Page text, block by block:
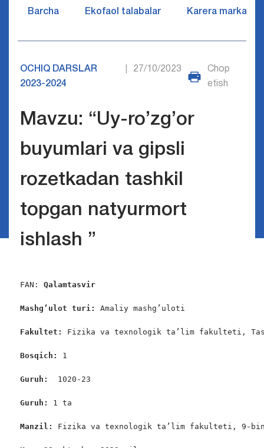
Barcha Ekofaol talabalar Karera markazi
OCHIQ DARSLAR
2023-2024
27/10/2023
Chop
etish
Mavzu: “Uy-ro’zg’or
buyumlari va gipsli
rozetkadan tashkil
topgan natyurmort
ishlash ”
FAN: Qalamtasvir
Mashg‘ulot turi: Amaliy
Fakultet: Fizika va texnologik ta’lim fakulteti,
Bosqich: 1
Guruh: 1020-23
Guruh: 1 ta
Manzil: Fizika va texnologik ta’lim fakulteti, 9-